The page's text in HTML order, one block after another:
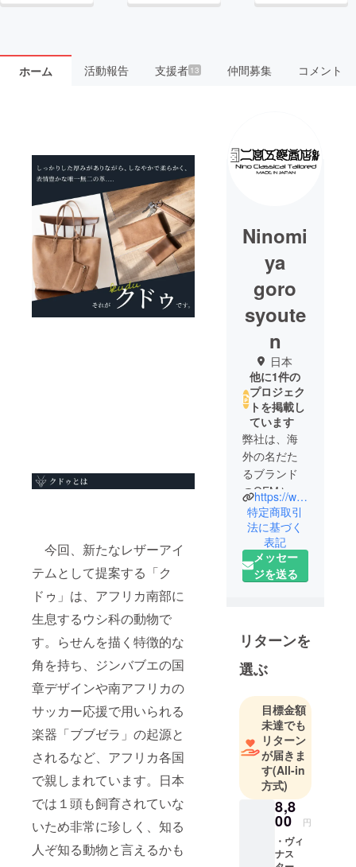
ホーム 活動報告 支援者 13 仲間募集 コメント
今回、新たなレザーアイ
テムとして提案する「ク
ドゥ」は、アフリカ南部に
生息するウシ科の動物で
す。らせんを描く特徴的な
角を持ち、ジンバブエの国
章デザインや南アフリカの
サッカー応援で用いられる
楽器「ブブゼラ」の起源と
されるなど、アフリカ各国
で親しまれています。日本
では１頭も飼育されていな
いため非常に珍しく、知る
人ぞ知る動物と言えるかも
Ninomi
ya
goro
syoute
n
日本
他に1件の
プロジェク
トを掲載し
ています
弊社は、海
外の名だた
るブランド
のOEMと独
自の世界観
を表現した
オリジナル
商品を製作
する老舗レ
使用する皮
革はイタ
リー、ドイ
ス、アメリ
カの歴史あ
るタンナー
の優れた革
を厳選して
使用。
代表的な革
では、ホー
ウィン社の
シェルコー
https://www.ninoworks.com/
特定商取引
法に基づく
表記
メッセー
ジを送る
リターンを
選ぶ
目標金額
未達でも
リターン
が届きま
す(All-in
方式)
8,8
00 円
・ヴィ
ナス